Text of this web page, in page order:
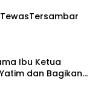
Ibu Ketua
dan Bagikan